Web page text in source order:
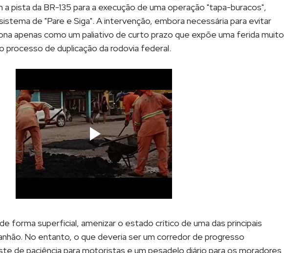
pista da BR-135 para a execução de uma operação "tapa-buracos",
de "Pare e Siga". A intervenção, embora necessária para evitar
apenas como um paliativo de curto prazo que expõe uma ferida muito
processo de duplicação da rodovia federal.
forma superficial, amenizar o estado crítico de uma das principais
No entanto, o que deveria ser um corredor de progresso
de paciência para motoristas e um pesadelo diário para os moradores